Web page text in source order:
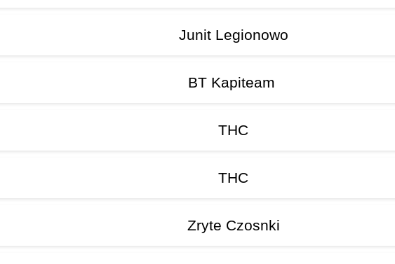
Junit Legionowo
BT Kapiteam
THC
THC
Zryte Czosnki